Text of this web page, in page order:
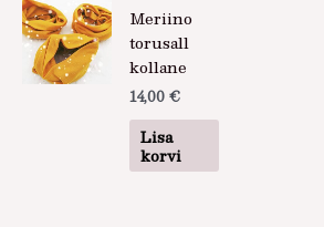
Meriino
torusall
kollane
14,00 €
Lisa
korvi